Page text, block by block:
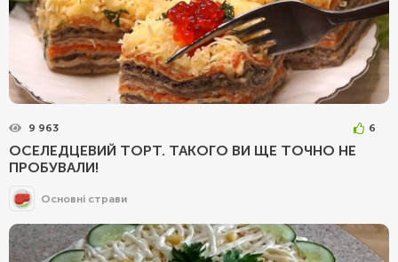
9 963 6
ОСЕЛЕДЦЕВИЙ ТОРТ. ТАКОГО ВИ ЩЕ ТОЧНО НЕ
ПРОБУВАЛИ!
Основні страви